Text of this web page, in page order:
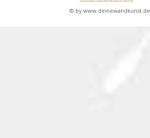
© by www.deinewandkunst.de